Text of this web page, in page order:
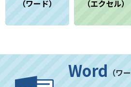
（ワード） （エクセル）
Word （ワ